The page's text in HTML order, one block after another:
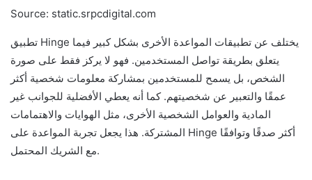
Source: static.srpcdigital.com
تطبيق Hinge يختلف عن تطبيقات المواعدة الأخرى بشكل كبير فيما
يتعلق بطريقة تواصل المستخدمين. فهو لا يركز فقط على صورة
الشخص، بل يسمح للمستخدمين بمشاركة معلومات شخصية أكثر
عمقًا والتعبير عن شخصيتهم. كما أنه يعطي الأفضلية للجوانب غير
المادية والعوامل الشخصية الأخرى، مثل الهوايات والاهتمامات
المشتركة. هذا يجعل تجربة المواعدة على Hinge أكثر صدقًا وتوافقًا
مع الشريك المحتمل.